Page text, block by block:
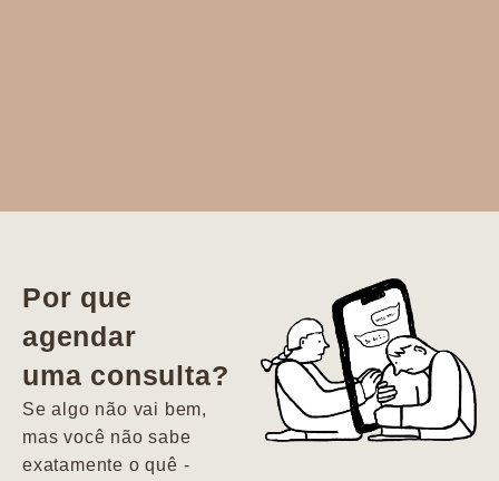
vida. Ela me
encontrou num
estado misto de
depressão e
agitação com
pensamentos
Por que
agendar
uma consulta?
Se algo não vai bem,
mas você não sabe
exatamente o quê -